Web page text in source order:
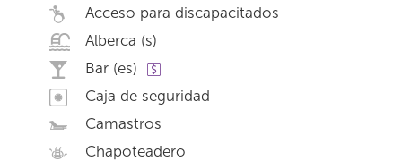
Acceso para discapacitados
Alberca (s)
Bar (es)
Caja de seguridad
Camastros
Chapoteadero